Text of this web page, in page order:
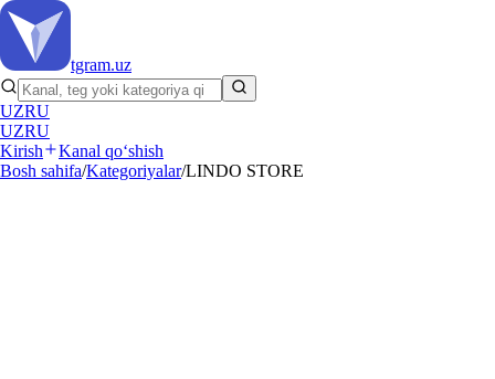
tgram.uz
UZRU
UZRU
Kirish
Kanal qo‘shish
Bosh sahifa/Kategoriyalar/LINDO STORE